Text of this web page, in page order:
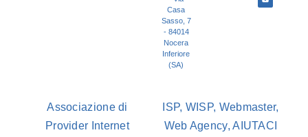
Casa
Sasso, 7
- 84014
Nocera
Inferiore
(SA)
Associazione di
Provider Internet
ISP, WISP, Webmaster,
Web Agency, AIUTACI